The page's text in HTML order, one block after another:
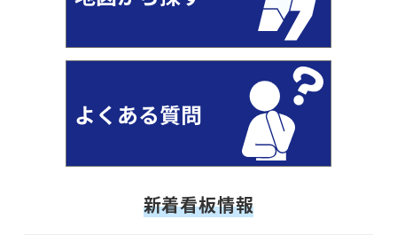
新着看板情報